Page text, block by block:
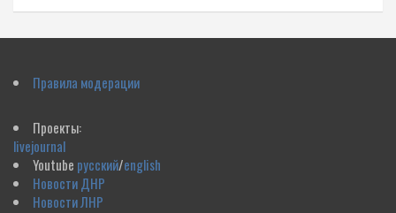
Правила модерации
Проекты:
livejournal
Youtube русский/english
Новости ДНР
Новости ЛНР